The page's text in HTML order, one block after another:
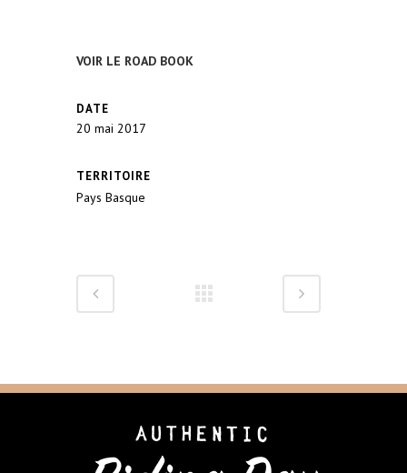
VOIR LE ROAD BOOK
DATE
20 mai 2017
TERRITOIRE
Pays Basque